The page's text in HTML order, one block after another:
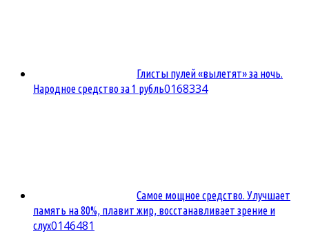
Глисты пулей «вылетят» за ночь.
Народное средство за 1 рубль0168334
Самое мощное средство. Улучшает
память на 80%, плавит жир, восстанавливает зрение и
слух0146481